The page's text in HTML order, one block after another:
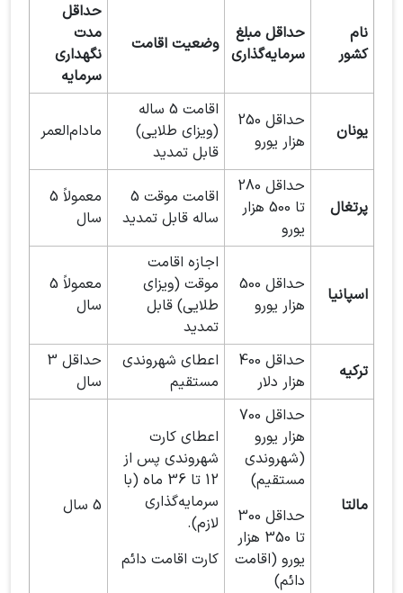
نام
کشور
حداقل مبلغ
سرمایه‌گذاری وضعیت اقامت
حداقل
مدت
نگهداری
سرمایه
یونان
حداقل 250
هزار یورو
اقامت 5 ساله
(ویزای طلایی)
قابل تمدید
مادام‌العمر
پرتغال
تا 500 هزار
یورو
اقامت موقت 5
ساله قابل تمدید
معمولاً 5
سال
اسپانیا
حداقل 500
هزار یورو
اجازه اقامت
موقت (ویزای
طلایی) قابل
تمدید
معمولاً 5
سال
ترکیه
حداقل 400
هزار دلار
اعطای شهروندی
مستقیم
حداقل 3
سال
مالتا
حداقل 700
هزار یورو
(شهروندی
مستقیم)
حداقل 300
تا 350 هزار
یورو (اقامت
دائم)
اعطای کارت
شهروندی پس از
12 تا 36 ماه (با
سرمایه‌گذاری
لازم).
کارت اقامت دائم
5 سال